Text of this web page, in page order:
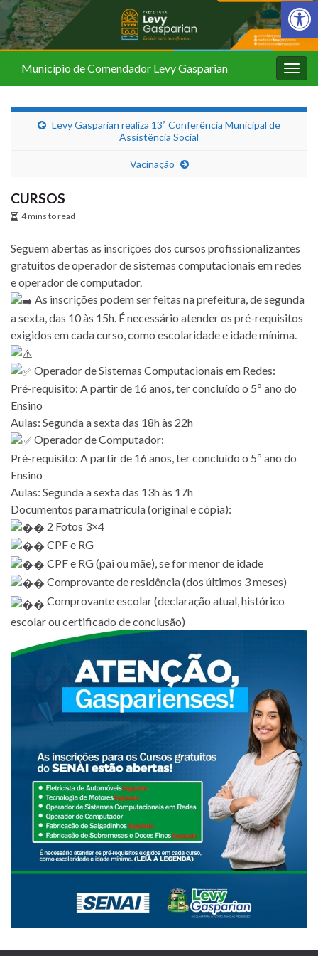
Barra de
Município de Comendador Levy Gasparian
Levy Gasparian realiza 13ª Conferência Municipal de
Assistência Social
Vacinação
CURSOS
4 mins to read
Seguem abertas as inscrições dos cursos profissionalizantes
gratuitos de operador de sistemas computacionais em redes
e operador de computador.
As inscrições podem ser feitas na prefeitura, de segunda
a sexta, das 10 às 15h. É necessário atender os pré-requisitos
exigidos em cada curso, como escolaridade e idade mínima.
Operador de Sistemas Computacionais em Redes:
Pré-requisito: A partir de 16 anos, ter concluído o 5º ano do
Ensino
Aulas: Segunda a sexta das 18h às 22h
Operador de Computador:
Pré-requisito: A partir de 16 anos, ter concluído o 5º ano do
Ensino
Aulas: Segunda a sexta das 13h às 17h
Documentos para matrícula (original e cópia):
2 Fotos 3×4
CPF e RG
CPF e RG (pai ou mãe), se for menor de idade
Comprovante de residência (dos últimos 3 meses)
Comprovante escolar (declaração atual, histórico
escolar ou certificado de conclusão)